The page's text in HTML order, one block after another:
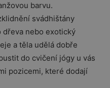
barvu.
svádhištány
dřeva nebo exotický
a těla udělá dobře
do cvičení jógy u vás
pozicemi, které dodají